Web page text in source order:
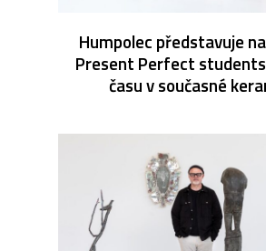
Humpolec představuje
Present Perfect
času v současné